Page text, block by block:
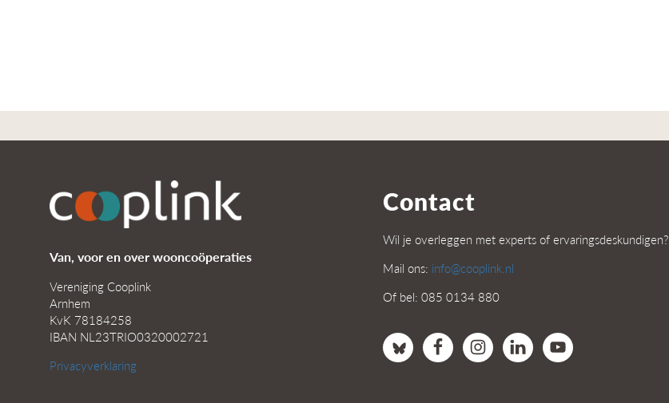
Van, voor en over wooncoöperaties
Vereniging Cooplink
Arnhem
KvK 78184258
IBAN NL23TRIO0320002721
Privacyverklaring
Contact
Wil je overleggen met experts of ervaringsdeskundigen?
Mail ons: info@cooplink.nl
Of bel: 085 0134 880